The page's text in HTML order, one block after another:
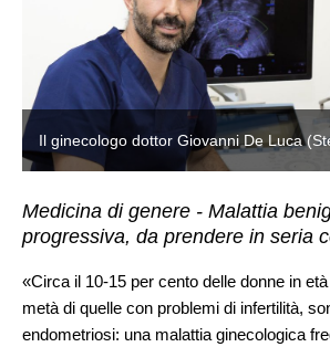
Il ginecologo dottor Giovanni De Luca
Medicina di genere - Malattia
progressiva, da prendere in seria
«Circa il 10-15 per cento delle donne in
metà di quelle con problemi di infertilità,
endometriosi: una malattia ginecologica